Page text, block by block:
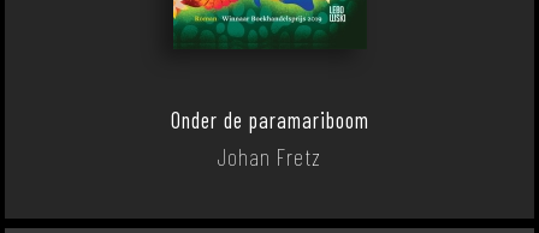
Onder de paramariboom
Johan Fretz